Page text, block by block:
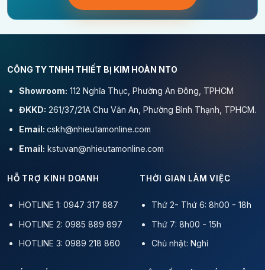
CÔNG TY TNHH THIẾT BỊ KIM HOÀN NTO
Showroom: 112 Nghĩa Thục, Phường An Đông, TPHCM
ĐKKD: 261/37/21A Chu Văn An, Phường Bình Thạnh, TPHCM.
Email: cskh@nhieutamonline.com
Email: kstuvan@nhieutamonline.com
HỖ TRỢ KINH DOANH
HOTLINE 1: 0947 317 887
HOTLINE 2: 0985 889 897
HOTLINE 3: 0989 218 860
THỜI GIAN LÀM VIỆC
Thứ 2- Thứ 6: 8h00 - 18h
Thứ 7: 8h00 - 15h
Chủ nhật: Nghỉ